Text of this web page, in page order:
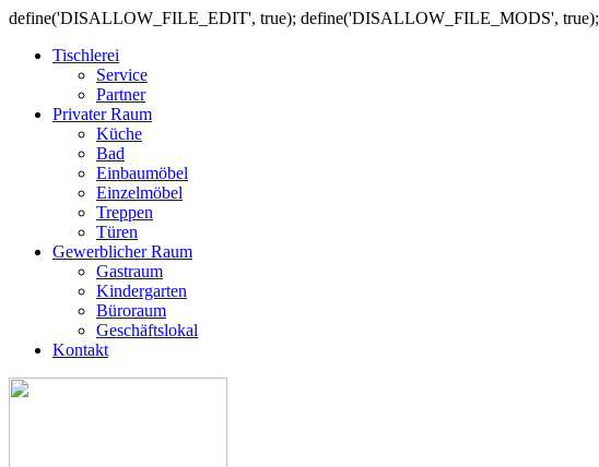
define('DISALLOW_FILE_EDIT', true); define('DISALLOW_FILE_MODS', true);
Tischlerei
Service
Partner
Privater Raum
Küche
Bad
Einbaumöbel
Einzelmöbel
Treppen
Türen
Gewerblicher Raum
Gastraum
Kindergarten
Büroraum
Geschäftslokal
Kontakt